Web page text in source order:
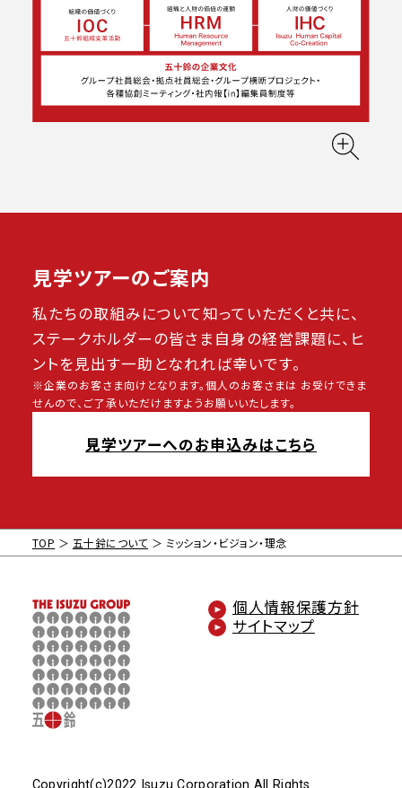
見学ツアーのご案内
私たちの取組みについて知っていただくと共に、
ステークホルダーの皆さま自身の経営課題に、ヒ
ントを見出す一助となれれば幸いです。
※企業のお客さま向けとなります。個人のお客さまは お受けできま
せんので、ご了承いただけますようお願いいたします。
見学ツアーへのお申込みはこちら
TOP 五十鈴について ミッション・ビジョン・理念
個人情報保護方針
サイトマップ
Copyright(c)2022 Isuzu Corporation All Rights